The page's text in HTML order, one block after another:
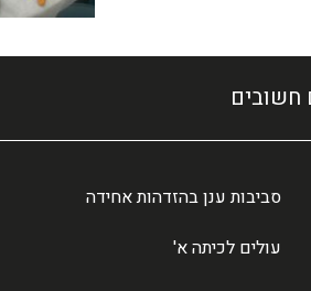
חשובים
סביבות ענן בהזדהות אחידה
עולים לכיתה א'